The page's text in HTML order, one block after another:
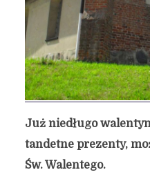
Już niedługo
tandetne prezenty,
Św. Walentego.